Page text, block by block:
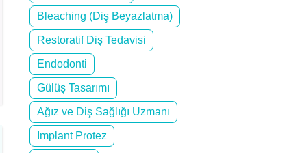
Bleaching (Diş Beyazlatma)
Restoratif Diş Tedavisi
Endodonti
Gülüş Tasarımı
Ağız ve Diş Sağlığı Uzmanı
Implant Protez